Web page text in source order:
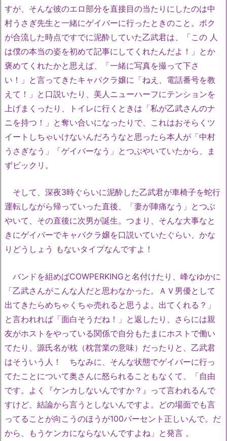
すが、そんな彼のエロ部分を直接目の当たりにしたのは中
村うさぎ先生と一緒にゲイバーに行ったときのこと。ボク
が合流した時点ですでに泥酔していた乙武君は、「この 人
は僕の本当の姿を初めて記事にしてくれたんだよ！」とか
褒めてくれたかと思えば、「一緒に写真を撮って下さ
い！」と言ってきたキャバクラ嬢に「ねえ、電話番号を教
えて！」と口説いたり、美人ニューハーフにテンションを
上げまくったり、トイレに行くときは「私が乙武さんのナ
ニを持つ！」と奪い合いになったりで、これはおそらくツ
イートしちゃいけないんだろうなと思ったら本人が「中村
うさぎなう」「ゲイバーなう」とつぶやいていたから、ま
ずビックリ。
そして、深夜3時ぐらいに泥酔した乙武君が車椅子を蛇行
運転しながら帰っていった直後、「妻が陣痛なう」とつぶ
やいて、その直後に次男が誕生。つまり、そんな大事なと
きにゲイバーでキャバクラ嬢を口説いていたぐらい、かな
りどうしょう もないタイプなんですよ！
バンドを組めばCOWPERKINGと名付けたり、峰なゆかに
「乙武さんがこんな人だと思わなかった。ＡＶ男優として
出てきたらめちゃくちゃ売れると思うよ。出てくれる？」
と言われれば「面白そうだね！」と返したり、さらには親
友がホストをやっている関係で自分もたまにホストで働い
てたり、源氏名が枕（枕営業の意味）だったりと、乙武君
はそういう人！ ちなみに、そんな状態でゲイバーに行っ
てたことについて奥さんに怒られることもなくて、「自由
です。よく『ケンカしないんですか？』って言われるんで
すけど、結論から言うとしないんですよ。どの場面でも言
ってることが向こうのほうが100パーセント正しいんで。だ
から、もうケンカにならないんですよね」と発言 。